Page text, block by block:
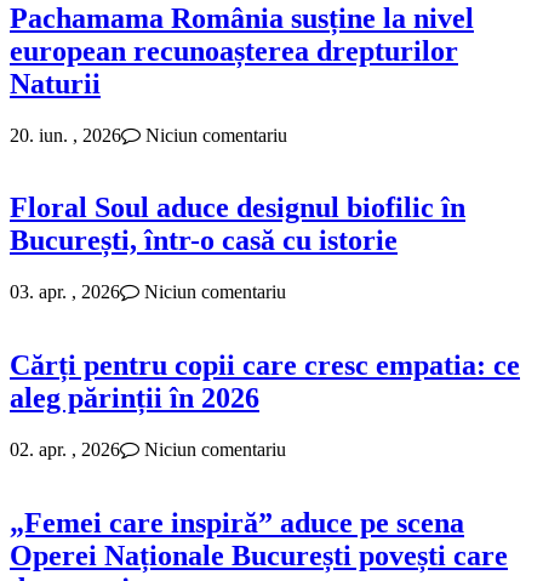
Pachamama România susține la nivel
european recunoașterea drepturilor
Naturii
20. iun. , 2026 Niciun comentariu
Floral Soul aduce designul biofilic în
București, într-o casă cu istorie
03. apr. , 2026 Niciun comentariu
Cărți pentru copii care cresc empatia: ce
aleg părinții în 2026
02. apr. , 2026 Niciun comentariu
„Femei care inspiră” aduce pe scena
Operei Naționale București povești care